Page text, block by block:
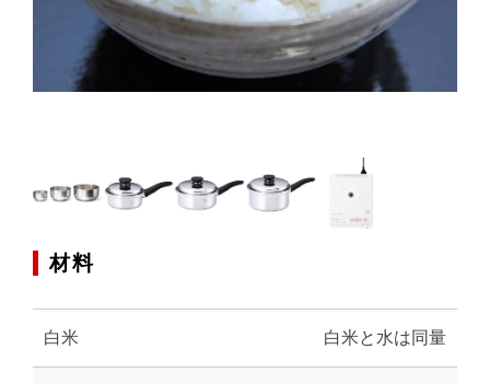
材料
白米 白米と水は同量